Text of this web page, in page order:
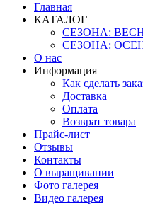
Главная
КАТАЛОГ
СЕЗОНА:
СЕЗОНА:
О нас
Информация
Как сделать
Доставка
Оплата
Возврат товара
Прайс-лист
Отзывы
Контакты
О выращивании
Фото галерея
Видео галерея